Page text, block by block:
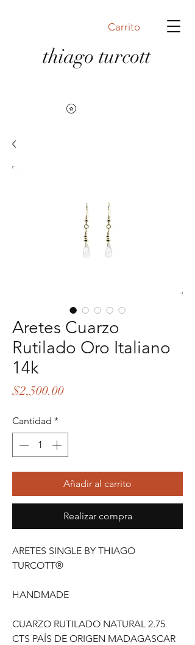
Carrito
thiago turcott
Aretes Cuarzo
Rutilado Oro Italiano
14k
$2,500.00Precio
Cantidad *
Añadir al carrito
Realizar compra
ARETES SINGLE BY THIAGO
TURCOTT®
HANDMADE
CUARZO RUTILADO NATURAL 2.75
CTS PAÍS DE ORIGEN MADAGASCAR